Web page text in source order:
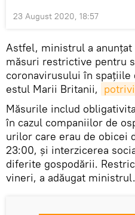
23 August 2020, 18:57
Astfel, ministrul a anunțat
măsuri restrictive pentru
coronavirusului în
estul Marii Britanii,
Măsurile includ
în cazul companiilor de
urilor care erau de obicei
23:00, și interzicerea
diferite gospodării.
vineri, a adăugat ministrul.